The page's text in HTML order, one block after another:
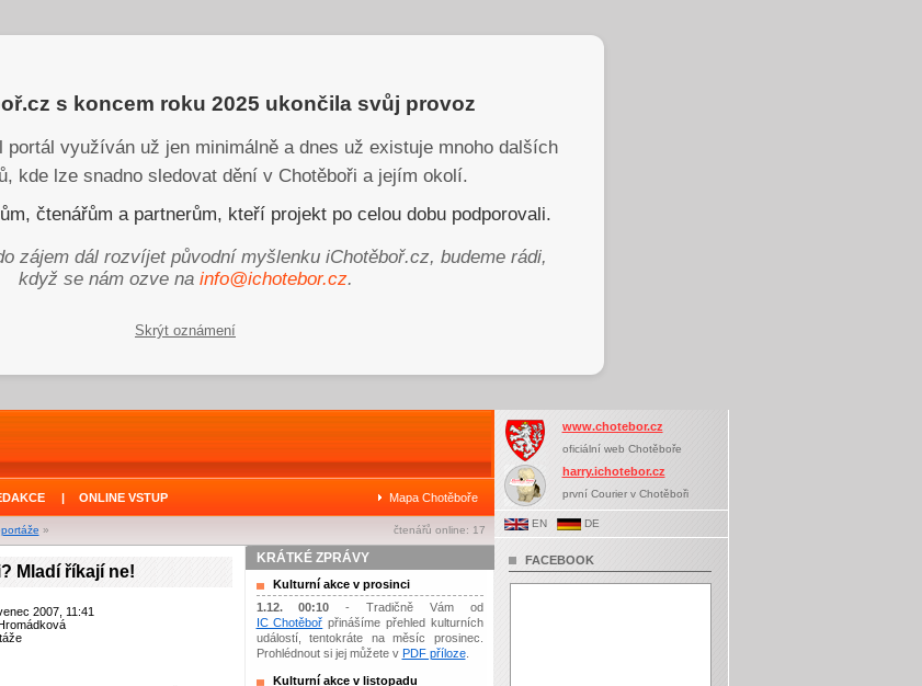
s koncem roku 2025 ukončila svůj provoz
portál využíván už jen minimálně a dnes už existuje mnoho dalších
kde lze snadno sledovat dění v Chotěboři a jejím okolí.
čtenářům a partnerům, kteří projekt po celou dobu podporovali.
zájem dál rozvíjet původní myšlenku iChotěboř.cz, budeme rádi,
když se nám ozve na info@ichotebor.cz.
Skrýt oznámení
| ONLINE VSTUP Mapa Chotěboře
» čtenářů online: 17
Mladí říkají ne!
2007, 11:41
KRÁTKÉ ZPRÁVY
Kulturní akce v prosinci
1.12. 00:10 - Tradičně Vám od
IC Chotěboř přinášíme přehled kulturních
událostí, tentokráte na měsíc prosinec.
Prohlédnout si jej můžete v PDF příloze.
Kulturní akce v listopadu
www.chotebor.cz
oficiální web Chotěboře
harry.ichotebor.cz
první Courier v Chotěboři
EN DE
FACEBOOK